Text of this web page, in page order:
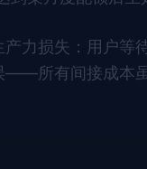
力损失：用户等
——所有间接成本